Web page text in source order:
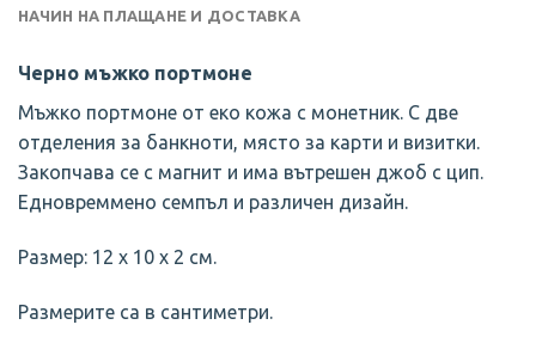
НАЧИН НА ПЛАЩАНЕ И ДОСТАВКА
Черно мъжко портмоне
Мъжко портмоне от еко кожа с монетник. С две
отделения за банкноти, място за карти и визитки.
Закопчава се с магнит и има вътрешен джоб с цип.
Едновреммено семпъл и различен дизайн.
Размер: 12 х 10 х 2 см.
Размерите са в сантиметри.